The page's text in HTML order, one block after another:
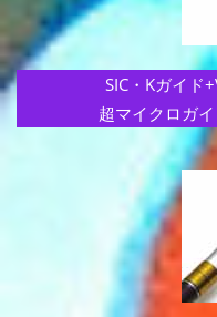
SIC・Kガイド+
超マイクロガ